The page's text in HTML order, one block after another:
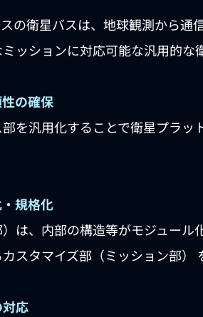
の衛星バスは、地球観測から通
ッションに対応可能な汎用的な
の確保
を汎用化することで衛星プラ
規格化
は、内部の構造等がモジュール
スタマイズ部（ミッション部）
応